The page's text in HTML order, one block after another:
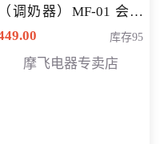
（调奶器）MF-01 会员
专享价366元
库存95
摩飞电器专卖店